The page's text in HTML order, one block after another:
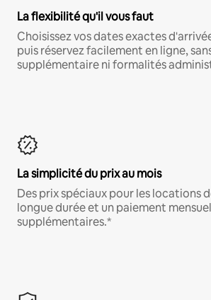
La flexibilité qu'il vous faut
Choisissez vos dates exactes
puis réservez facilement en ligne,
supplémentaire ni formalités
La simplicité du prix au mois
Des prix spéciaux pour les locations
longue durée et un paiement
supplémentaires.*